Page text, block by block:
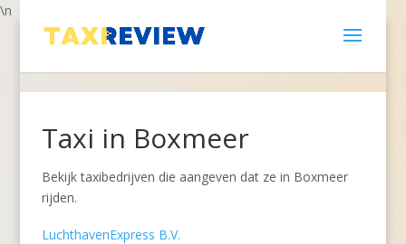
\n
Taxi in Boxmeer
Bekijk taxibedrijven die aangeven dat ze in Boxmeer
rijden.
LuchthavenExpress B.V.